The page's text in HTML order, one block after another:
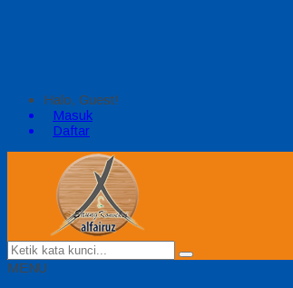
Halo, Guest!
Masuk
Daftar
MENU